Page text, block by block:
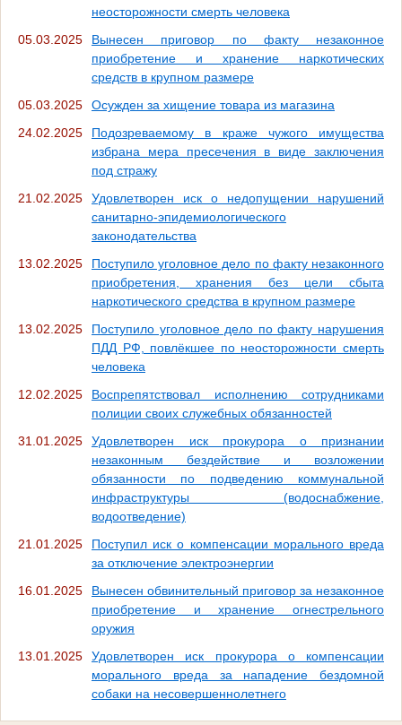
неосторожности смерть человека
05.03.2025
Вынесен приговор по факту незаконное
приобретение и хранение наркотических
средств в крупном размере
05.03.2025
Осужден за хищение товара из магазина
24.02.2025
Подозреваемому в краже чужого имущества
избрана мера пресечения в виде заключения
под стражу
21.02.2025
Удовлетворен иск о недопущении нарушений
санитарно-эпидемиологического
законодательства
13.02.2025
Поступило уголовное дело по факту незаконного
приобретения, хранения без цели сбыта
наркотического средства в крупном размере
13.02.2025
Поступило уголовное дело по факту нарушения
ПДД РФ, повлёкшее по неосторожности смерть
человека
12.02.2025
Воспрепятствовал исполнению сотрудниками
полиции своих служебных обязанностей
31.01.2025
Удовлетворен иск прокурора о признании
незаконным бездействие и возложении
обязанности по подведению коммунальной
инфраструктуры (водоснабжение,
водоотведение)
21.01.2025
Поступил иск о компенсации морального вреда
за отключение электроэнергии
16.01.2025
Вынесен обвинительный приговор за незаконное
приобретение и хранение огнестрельного
оружия
13.01.2025
Удовлетворен иск прокурора о компенсации
морального вреда за нападение бездомной
собаки на несовершеннолетнего